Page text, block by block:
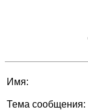
Имя:
Тема сообщения: